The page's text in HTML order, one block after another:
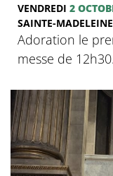
VENDREDI 2
SAINTE-
Adoration le
messe de